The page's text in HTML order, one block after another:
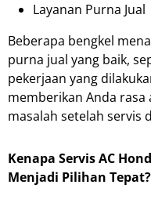
Layanan Purna Jual
Beberapa bengkel
purna jual yang baik,
pekerjaan yang
memberikan Anda rasa
masalah setelah servis
Kenapa Servis AC
Menjadi Pilihan Tepat?